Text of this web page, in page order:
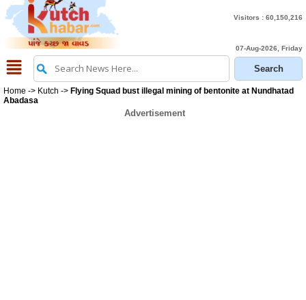
Visitors : 60,150,216
07-Aug-2026, Friday
Home -> Kutch -> Flying Squad bust illegal mining of bentonite at Nundhatad
Abadasa
Advertisement